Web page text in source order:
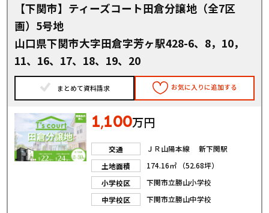
【下関市】ティーズコート田倉分譲地（全7区
画）5号地
山口県下関市大字田倉字芳ヶ駅428-6、8，10，
11、16、17、18、19、20
まとめて資料請求 お気に入りに追加する
1,100万円
交通
ＪＲ山陽本線 新下関駅
土地面積
174.16㎡ （52.68坪）
小学校区
下関市立勝山小学校
中学校区
下関市立勝山中学校